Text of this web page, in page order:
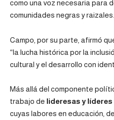
como una voz necesaria para
comunidades negras y raizales.
Campo, por su parte, afirmó
“la lucha histórica por la
cultural y el desarrollo con
Más allá del componente
trabajo de lideresas y
cuyas labores en educación,